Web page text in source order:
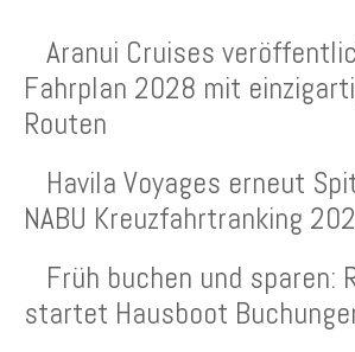
Aranui Cruises
Fahrplan 2028 mit
Routen
Havila Voyages erneut
NABU Kreuzfahrtranking
Früh buchen und sparen:
startet Hausboot